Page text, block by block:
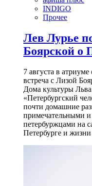
INDIGO
Прочее
Лев Лурье
Боярской о
7 августа в
встреча с Лизой
Дома культуры
«Петербургский
почти домашние
примечательными
петербуржцами на
Петербурге и